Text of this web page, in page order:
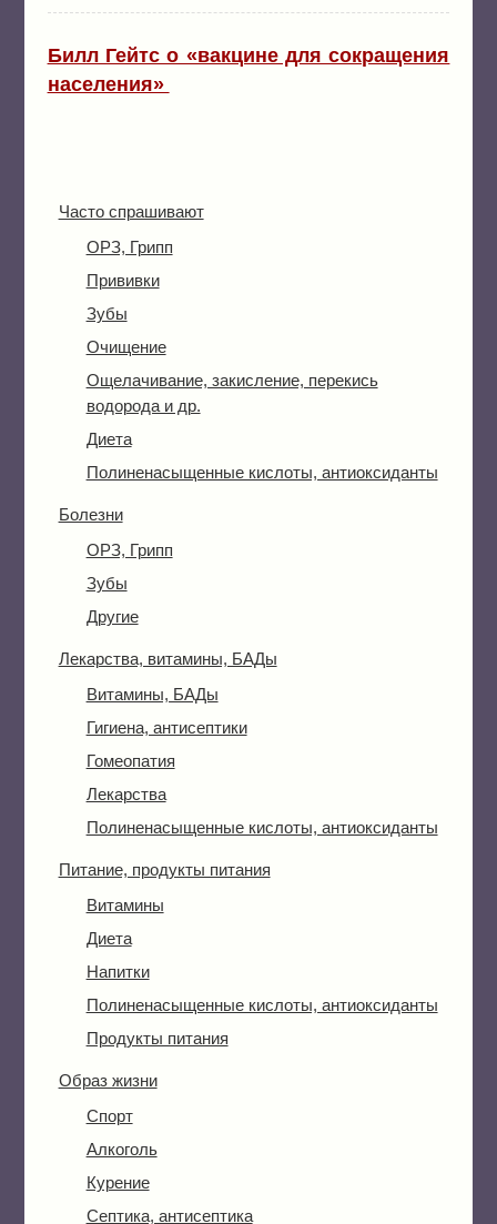
Билл Гейтс о «вакцине для сокращения
населения»
Часто спрашивают
ОРЗ, Грипп
Прививки
Зубы
Очищение
Ощелачивание, закисление, перекись
водорода и др.
Диета
Полиненасыщенные кислоты, антиоксиданты
Болезни
ОРЗ, Грипп
Зубы
Другие
Лекарства, витамины, БАДы
Витамины, БАДы
Гигиена, антисептики
Гомеопатия
Лекарства
Полиненасыщенные кислоты, антиоксиданты
Питание, продукты питания
Витамины
Диета
Напитки
Полиненасыщенные кислоты, антиоксиданты
Продукты питания
Образ жизни
Спорт
Алкоголь
Курение
Септика, антисептика